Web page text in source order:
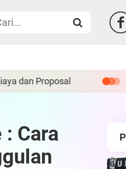
Ayam Bebek Pak Boss :
Cara